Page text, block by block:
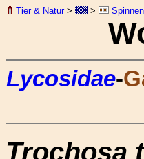
Tier & Natur> > Spinnen
Lycosidae-
Trochosa